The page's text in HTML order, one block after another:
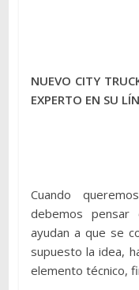
NUEVO CITY
EXPERTO EN SU
Cuando
debemos
ayudan a que se
supuesto la idea,
elemento técnico,